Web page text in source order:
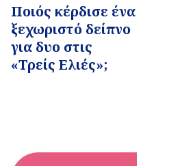
Ποιός κέρδισε ένα
ξεχωριστό δείπνο
για δυο στις
«Τρείς Ελιές»;